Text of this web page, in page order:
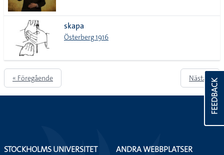
skapa
Österberg 1916
« Föregående Nästa » FEEDBACK
STOCKHOLMS UNIVERSITET
ANDRA WEBBPLATSER